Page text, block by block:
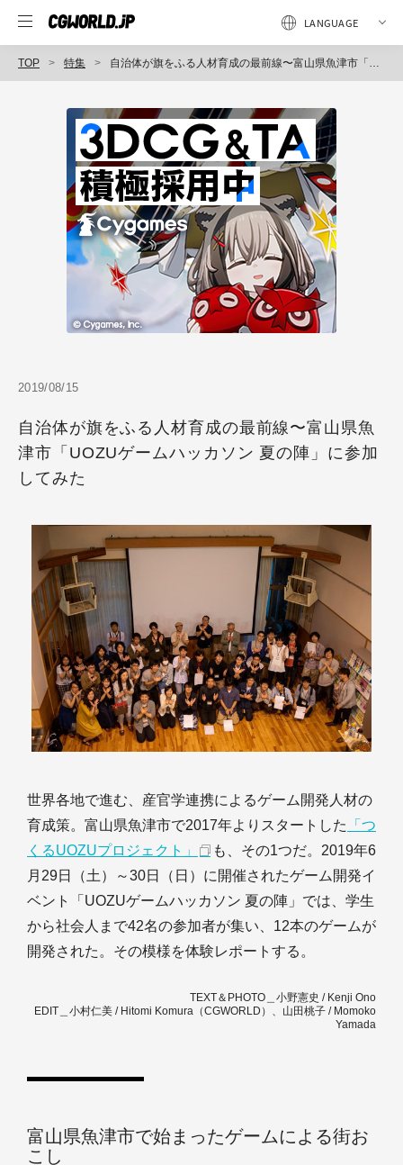
TOP 特集 自治体が旗をふる人材育成の最前線〜富山県魚津市「UOZUゲームハッカソン 夏の陣」に参加してみた
2019/08/15
自治体が旗をふる人材育成の最前線〜富山県魚
津市「UOZUゲームハッカソン 夏の陣」に参加
してみた
世界各地で進む、産官学連携によるゲーム開発人材の
育成策。富山県魚津市で2017年よりスタートした
「つ
くるUOZUプロジェクト」
も、その1つだ。2019年6
月29日（土）～30日（日）に開催されたゲーム開発イ
ベント「UOZUゲームハッカソン 夏の陣」では、学生
から社会人まで42名の参加者が集い、12本のゲームが
開発された。その模様を体験レポートする。
TEXT＆PHOTO＿小野憲史 / Kenji Ono
EDIT＿小村仁美 / Hitomi Komura（CGWORLD）、山田桃子 / Momoko
Yamada
富山県魚津市で始まったゲームによる街お
こし